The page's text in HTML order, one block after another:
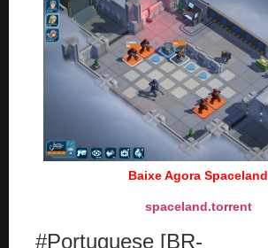
Baixe Agora Spaceland
spaceland.torrent
#Portuguese [BR-